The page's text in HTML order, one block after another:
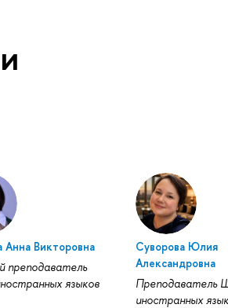
Анна Викторовна
преподаватель
языков
Суворова Юлия
Александровна
Преподаватель
иностранных